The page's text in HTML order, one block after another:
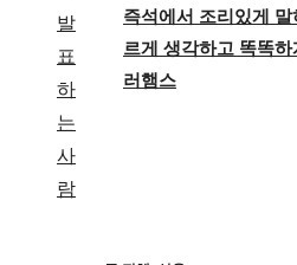
즉석에서 조리있게
르게 생각하고 똑똑
러햄스